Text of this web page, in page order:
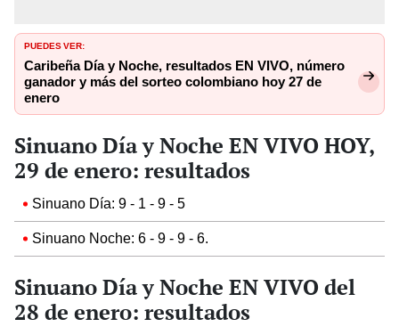
PUEDES VER:
Caribeña Día y Noche, resultados EN VIVO, número
ganador y más del sorteo colombiano hoy 27 de
enero
Sinuano Día y Noche EN VIVO HOY,
29 de enero: resultados
Sinuano Día: 9 - 1 - 9 - 5
Sinuano Noche: 6 - 9 - 9 - 6.
Sinuano Día y Noche EN VIVO del
28 de enero: resultados